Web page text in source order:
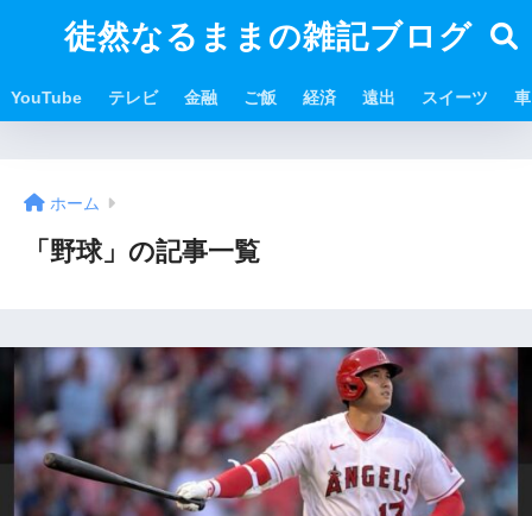
徒然なるままの雑記ブログ
YouTube テレビ 金融 ご飯 経済 遠出 スイーツ 車
ホーム
「野球」の記事一覧